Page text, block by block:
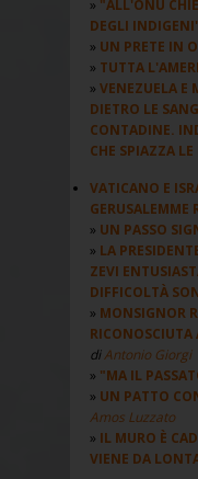
"ALL'ONU
DEGLI
UN PRETE IN
TUTTA
VENEZUELA E
DIETRO LE
CONTADINE.
CHE SPIAZZA
VATICANO E
GERUSALEMME
UN PASSO
LA
ZEVI
DIFFICOLTÀ
MONSIGNOR
RICONOSCIUTA
diAntonio Giorgi
"MA IL
UN PATTO
Amos Luzzato
IL MURO È
VIENE DA